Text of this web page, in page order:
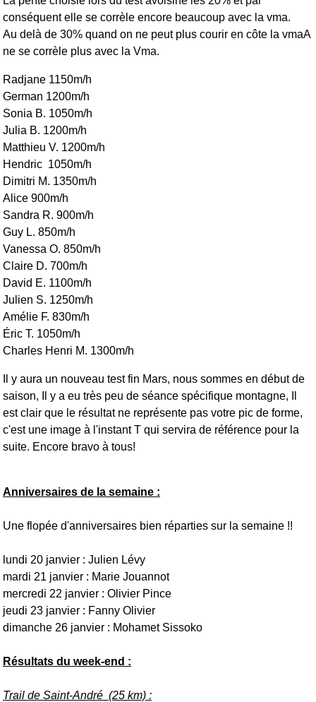
conséquent elle se corrèle encore beaucoup avec la vma.
Au delà de 30% quand on ne peut plus courir en côte la vmaA
ne se corrèle plus avec la Vma.
Radjane 1150m/h
German 1200m/h
Sonia B. 1050m/h
Julia B. 1200m/h
Matthieu V. 1200m/h
Hendric 1050m/h
Dimitri M. 1350m/h
Alice 900m/h
Sandra R. 900m/h
Guy L. 850m/h
Vanessa O. 850m/h
Claire D. 700m/h
David E. 1100m/h
Julien S. 1250m/h
Amélie F. 830m/h
Éric T. 1050m/h
Charles Henri M. 1300m/h
Il y aura un nouveau test fin Mars, nous sommes en début de
saison, Il y a eu très peu de séance spécifique montagne, Il
est clair que le résultat ne représente pas votre pic de forme,
c'est une image à l'instant T qui servira de référence pour la
suite. Encore bravo à tous!
Anniversaires de la semaine :
Une flopée d'anniversaires bien réparties sur la semaine !!
lundi 20 janvier : Julien Lévy
mardi 21 janvier : Marie Jouannot
mercredi 22 janvier : Olivier Pince
jeudi 23 janvier : Fanny Olivier
dimanche 26 janvier : Mohamet Sissoko
Résultats du week-end :
Trail de Saint-André (25 km) :